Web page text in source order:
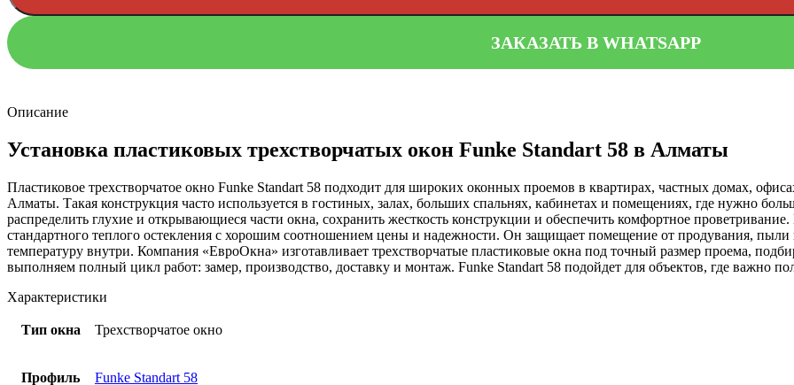
ЗАКАЗАТЬ В WHATSAPP
Описание
Установка пластиковых трехстворчатых окон Funke Standart 58 в Алматы
Пластиковое трехстворчатое окно Funke Standart 58 подходит для широких оконных проемов в квартирах, частных домах,
Алматы. Такая конструкция часто используется в гостиных, залах, больших спальнях, кабинетах и помещениях, где нужно
распределить глухие и открывающиеся части окна, сохранить жесткость конструкции и обеспечить комфортное
стандартного теплого остекления с хорошим соотношением цены и надежности. Он защищает помещение от продувания,
температуру внутри. Компания «ЕвроОкна» изготавливает трехстворчатые пластиковые окна под точный размер проема,
выполняем полный цикл работ: замер, производство, доставку и монтаж. Funke Standart 58 подойдет для объектов, где важно
Характеристики
Тип окна Трехстворчатое окно
Профиль Funke Standart 58